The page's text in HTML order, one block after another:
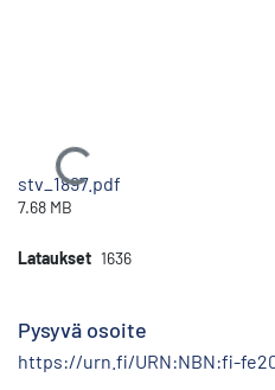
Ladataan...
stv_1897.pdf
7.68 MB
Lataukset 1636
Pysyvä osoite
https://urn.fi/URN:NBN:fi-